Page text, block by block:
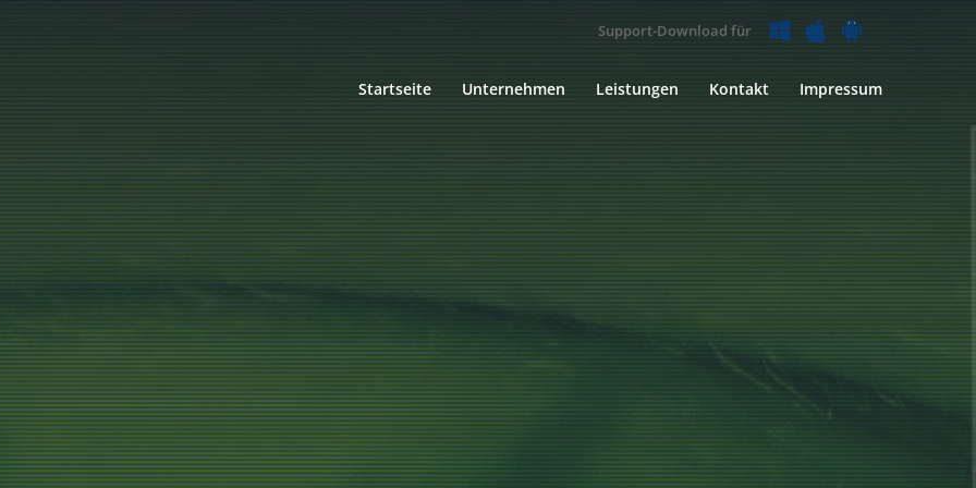
Support-Download für
Startseite Unternehmen Leistungen Kontakt Impressum